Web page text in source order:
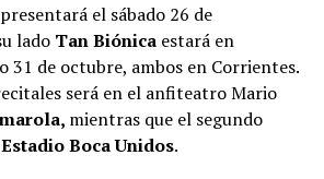
el sábado 26 de
lado Tan Biónicaestará en
31 de octubre, ambos en Corrientes.
será en el anfiteatro Mario
mientras que el segundo
Estadio Boca Unidos.